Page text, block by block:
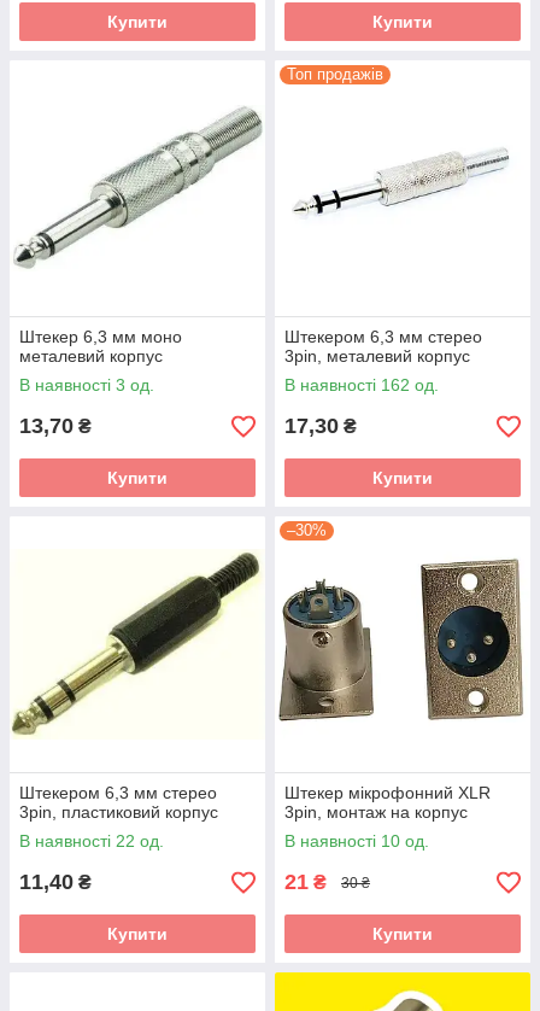
Купити Купити
Штекер 6,3 мм моно
металевий корпус
В наявності 3 од.
13,70 ₴
Купити
Топ продажів
Штекером 6,3 мм стерео
3pin, металевий корпус
В наявності 162 од.
17,30 ₴
Купити
Штекером 6,3 мм стерео
3pin, пластиковий корпус
В наявності 22 од.
11,40 ₴
Купити
–30%
Штекер мікрофонний XLR
3pin, монтаж на корпус
В наявності 10 од.
21 ₴ 30 ₴
Купити